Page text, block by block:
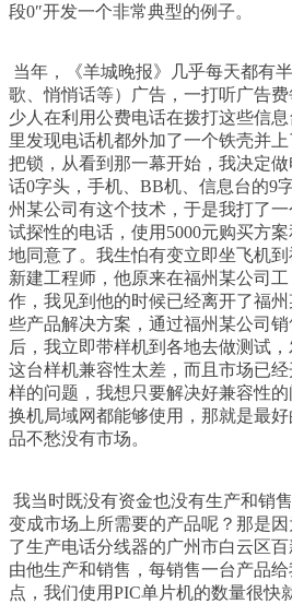
段0″开发一个非常典型的例子。
当年，《羊城晚报》几乎每天都有
歌、悄悄话等）广告，一打听广告
少人在利用公费电话在拨打这些信
里发现电话机都外加了一个铁壳并上
把锁，从看到那一幕开始，我决定
话0字头，手机、 BB机、信息台的9
州某公司有这个技术，于是我打了一
试探性的电话，使用 5000元购买方
地同意了。我生怕有变立即坐飞机
新建工程师，他原来在福州某公司工
作，我见到他的时候已经离开了福
些产品解决方案，通过福州某公司
后，我立即带样机到各地去做测试
这台样机兼容性太差，而且市场已
样的问题，我想只要解决好兼容性
换机局域网都能够使用，那就是最
品不愁没有市场。
我当时既没有资金也没有生产和销
变成市场上所需要的产品呢？那是因
了生产电话分线器的广州市白云区百
由他生产和销售，每销售一台产品
点，我们使用PIC单片机的数量很快